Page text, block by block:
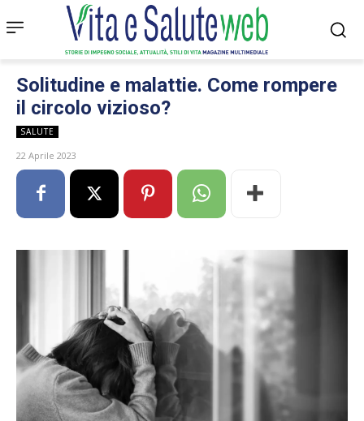
Solitudine e malattie. Come rompere
il circolo vizioso?
SALUTE
22 Aprile 2023